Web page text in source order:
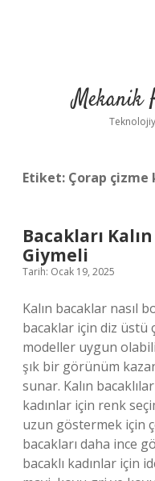
Mekanik
Etiket: Çorap çizme
Bacakları
Giymeli
Tarih: Ocak 19, 2025
Kalın bacaklar nasıl
bacaklar için diz üstü
modeller uygun
şık bir görünüm
sunar. Kalın
kadınlar için renk
uzun göstermek için
bacakları daha ince
bacaklı kadınlar için